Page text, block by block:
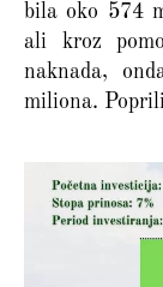
bila oko 574
ali kroz
naknada,
miliona.